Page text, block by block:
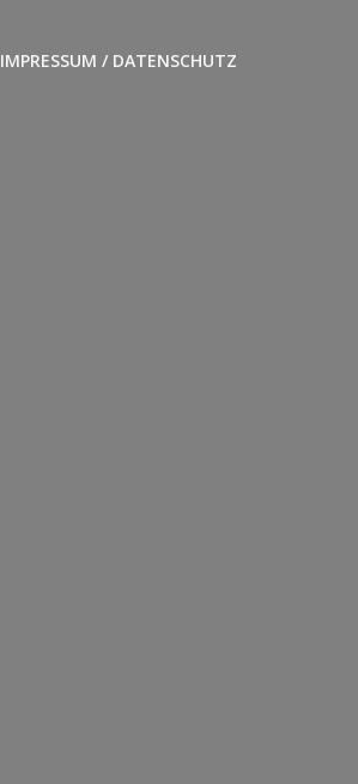
IMPRESSUM / DATENSCHUTZ